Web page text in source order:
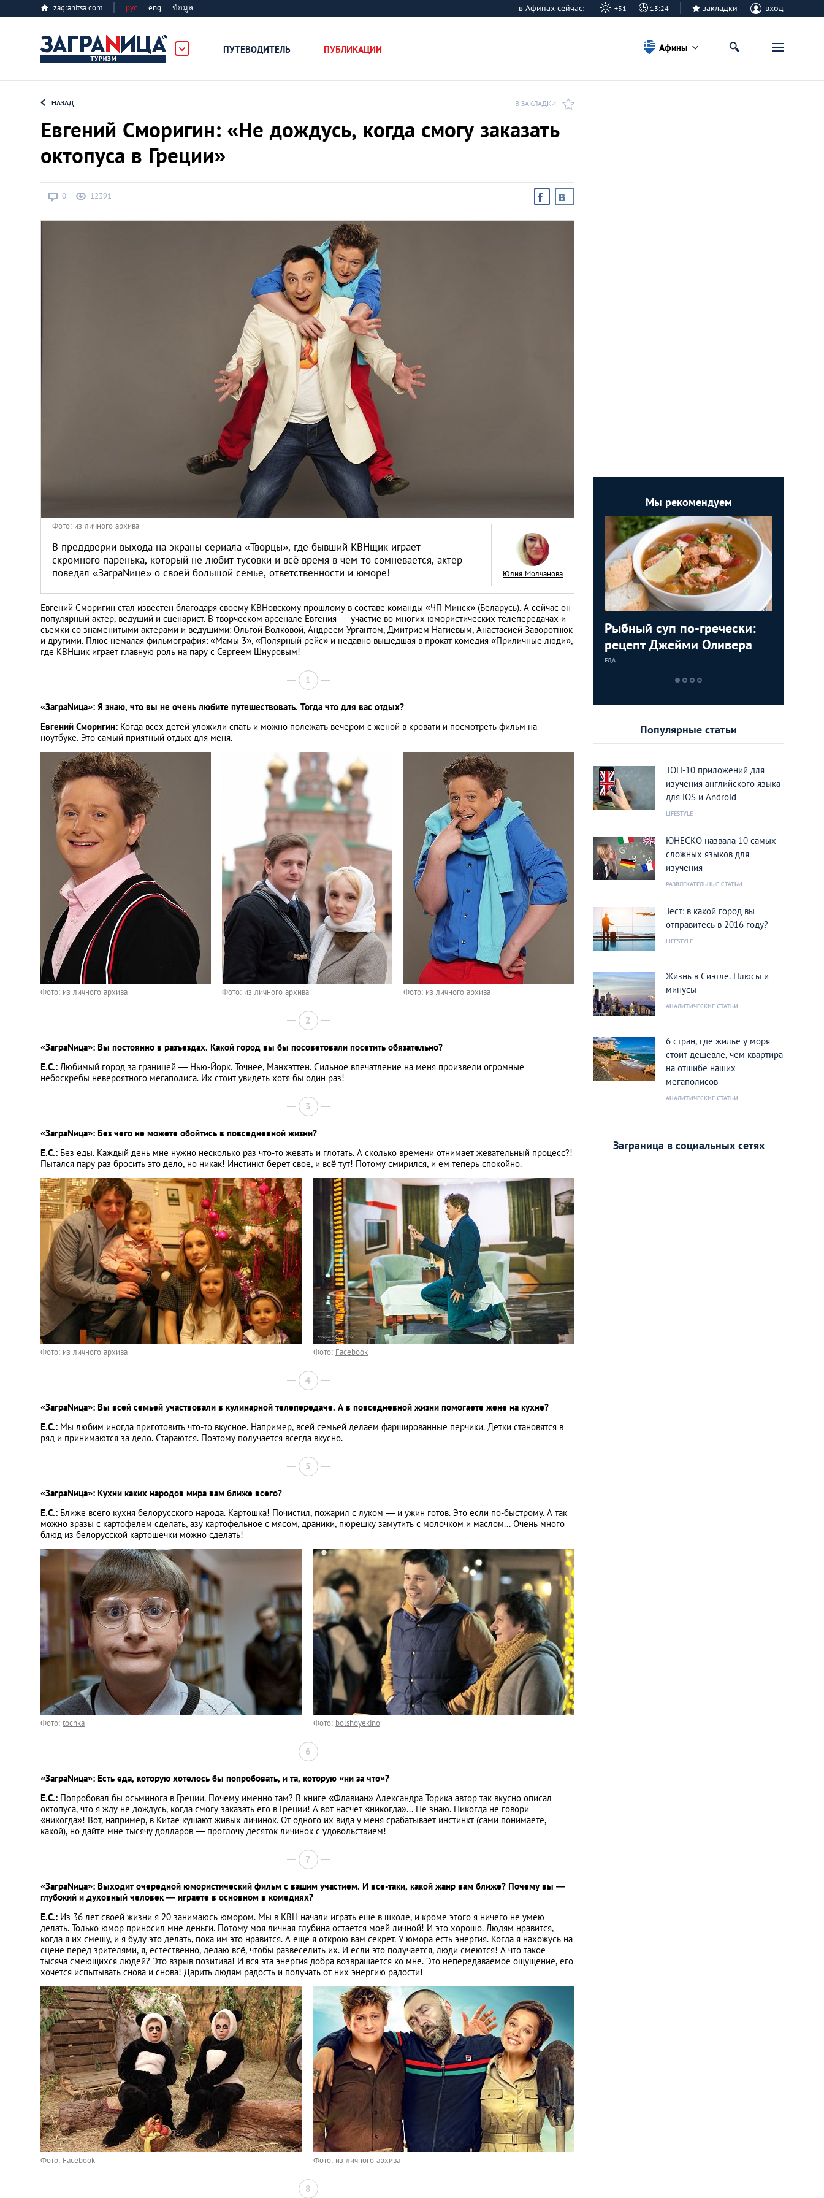
zagranitsa.com рус eng ข้อมูล в Афинах сейчас: +31 13:24 закладки вход
ПУТЕВОДИТЕЛЬ ПУБЛИКАЦИИ
Алматы
Санкт-Петербург
Афины
НАЗАД В ЗАКЛАДКИ
Евгений Сморигин: «Не дождусь, когда смогу заказать
октопуса в Греции»
0 12391
Фото: из личного архива
В преддверии выхода на экраны сериала «Творцы», где бывший КВНщик играет
скромного паренька, который не любит тусовки и всё время в чем-то сомневается, актер
поведал «ЗаграNице» о своей большой семье, ответственности и юморе!
Юлия Молчанова
Евгений Сморигин стал известен благодаря своему КВНовскому прошлому в составе команды «ЧП Минск» (Беларусь). А сейчас он
популярный актер, ведущий и сценарист. В творческом арсенале Евгения — участие во многих юмористических телепередачах и
съемки со знаменитыми актерами и ведущими: Ольгой Волковой, Андреем Ургантом, Дмитрием Нагиевым, Анастасией Заворотнюк
и другими. Плюс немалая фильмография: «Мамы 3», «Полярный рейс» и недавно вышедшая в прокат комедия «Приличные люди»,
где КВНщик играет главную роль на пару с Сергеем Шнуровым!
1
«ЗаграNица»: Я знаю, что вы не очень любите путешествовать. Тогда что для вас отдых?
Евгений Сморигин: Когда всех детей уложили спать и можно полежать вечером с женой в кровати и посмотреть фильм на
ноутбуке. Это самый приятный отдых для меня.
Фото: из личного архива Фото: из личного архива Фото: из личного архива
2
«ЗаграNица»: Вы постоянно в разъездах. Какой город вы бы посоветовали посетить обязательно?
Е.С.: Любимый город за границей — Нью-Йорк. Точнее, Манхэттен. Сильное впечатление на меня произвели огромные
небоскребы невероятного мегаполиса. Их стоит увидеть хотя бы один раз!
3
«ЗаграNица»: Без чего не можете обойтись в повседневной жизни?
Е.С.: Без еды. Каждый день мне нужно несколько раз что-то жевать и глотать. А сколько времени отнимает жевательный процесс?!
Пытался пару раз бросить это дело, но никак! Инстинкт берет свое, и всё тут! Потому смирился, и ем теперь спокойно.
Фото: из личного архива Фото: Facebook
4
«ЗаграNица»: Вы всей семьей участвовали в кулинарной телепередаче. А в повседневной жизни помогаете жене на кухне?
Е.С.: Мы любим иногда приготовить что-то вкусное. Например, всей семьей делаем фаршированные перчики. Детки становятся в
ряд и принимаются за дело. Стараются. Поэтому получается всегда вкусно.
5
«ЗаграNица»: Кухни каких народов мира вам ближе всего?
Е.С.: Ближе всего кухня белорусского народа. Картошка! Почистил, пожарил с луком — и ужин готов. Это если по-быстрому. А так
можно зразы с картофелем сделать, азу картофельное с мясом, драники, пюрешку замутить с молочком и маслом... Очень много
блюд из белорусской картошечки можно сделать!
Фото: tochka Фото: bolshoyekino
6
«ЗаграNица»: Есть еда, которую хотелось бы попробовать, и та, которую «ни за что»?
Е.С.: Попробовал бы осьминога в Греции. Почему именно там? В книге «Флавиан» Александра Торика автор так вкусно описал
октопуса, что я жду не дождусь, когда смогу заказать его в Греции! А вот насчет «никогда»... Не знаю. Никогда не говори
«никогда»! Вот, например, в Китае кушают живых личинок. От одного их вида у меня срабатывает инстинкт (сами понимаете,
какой), но дайте мне тысячу долларов — проглочу десяток личинок с удовольствием!
7
«ЗаграNица»: Выходит очередной юмористический фильм с вашим участием. И все-таки, какой жанр вам ближе? Почему вы —
глубокий и духовный человек — играете в основном в комедиях?
Е.С.: Из 36 лет своей жизни я 20 занимаюсь юмором. Мы в КВН начали играть еще в школе, и кроме этого я ничего не умею
делать. Только юмор приносил мне деньги. Потому моя личная глубина остается моей личной! И это хорошо. Людям нравится,
когда я их смешу, и я буду это делать, пока им это нравится. А еще я открою вам секрет. У юмора есть энергия. Когда я нахожусь на
сцене перед зрителями, я, естественно, делаю всё, чтобы развеселить их. И если это получается, люди смеются! А что такое
тысяча смеющихся людей? Это взрыв позитива! И вся эта энергия добра возвращается ко мне. Это непередаваемое ощущение, его
хочется испытывать снова и снова! Дарить людям радость и получать от них энергию радости!
Фото: Facebook Фото: из личного архива
8
Мы рекомендуем
Рыбный суп по-гречески:
рецепт Джейми Оливера
ЕДА
Спанакопита: хрустящий
пирог со шпинатом и
Популярные статьи
ТОП-10 приложений для
изучения английского языка
для iOS и Android
LIFESTYLE
ЮНЕСКО назвала 10 самых
сложных языков для
изучения
РАЗВЛЕКАТЕЛЬНЫЕ СТАТЬИ
Тест: в какой город вы
отправитесь в 2016 году?
LIFESTYLE
Жизнь в Сиэтле. Плюсы и
минусы
АНАЛИТИЧЕСКИЕ СТАТЬИ
6 стран, где жилье у моря
стоит дешевле, чем квартира
на отшибе наших
мегаполисов
АНАЛИТИЧЕСКИЕ СТАТЬИ
Заграница в социальных сетях